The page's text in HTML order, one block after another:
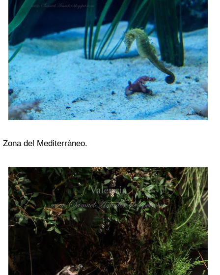
Zona del Mediterráneo.